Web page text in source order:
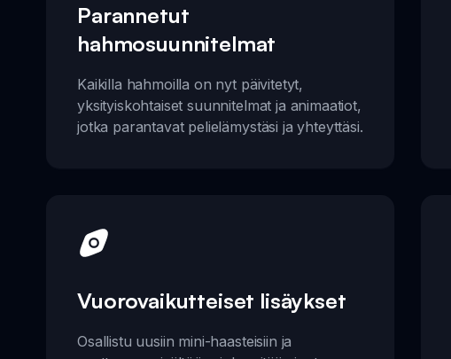
Parannetut
hahmosuunnitelmat
Kaikilla hahmoilla on nyt päivitetyt,
yksityiskohtaiset suunnitelmat ja animaatiot,
jotka parantavat pelielämystäsi ja yhteyttäsi.
Vuorovaikutteiset lisäykset
Osallistu uusiin mini-haasteisiin ja